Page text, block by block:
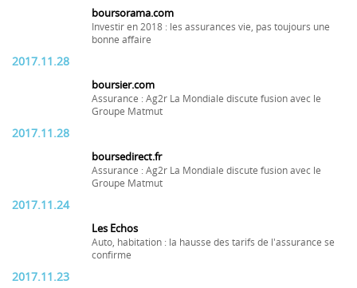
boursorama.com
Investir en 2018 : les assurances vie, pas toujours une
bonne affaire
2017.11.28
boursier.com
Assurance : Ag2r La Mondiale discute fusion avec le
Groupe Matmut
2017.11.28
boursedirect.fr
Assurance : Ag2r La Mondiale discute fusion avec le
Groupe Matmut
2017.11.24
Les Echos
Auto, habitation : la hausse des tarifs de l'assurance se
confirme
2017.11.23